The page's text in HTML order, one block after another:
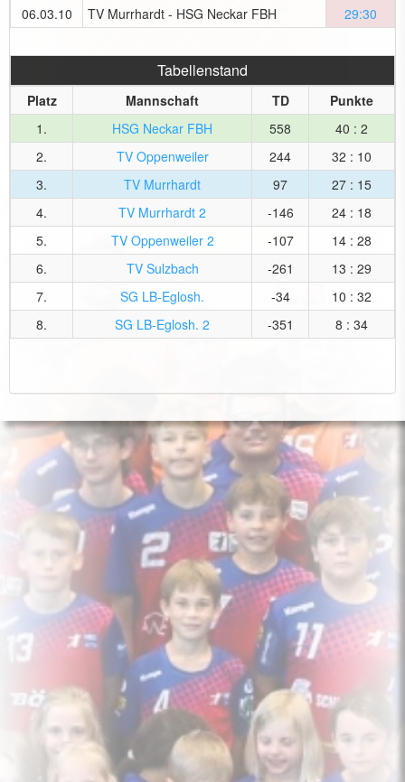
06.03.10
TV Murrhardt - HSG Neckar FBH 29:30
Tabellenstand
Platz Mannschaft TD
Punkte
1.
HSG Neckar FBH 558
40 : 2
2.
TV Oppenweiler 244
32 : 10
3.
TV Murrhardt 97
27 : 15
4.
TV Murrhardt 2 -146
24 : 18
5.
TV Oppenweiler 2 -107
14 : 28
6.
TV Sulzbach -261
13 : 29
7.
SG LB-Eglosh. -34
10 : 32
8.
SG LB-Eglosh. 2 -351 8 : 34